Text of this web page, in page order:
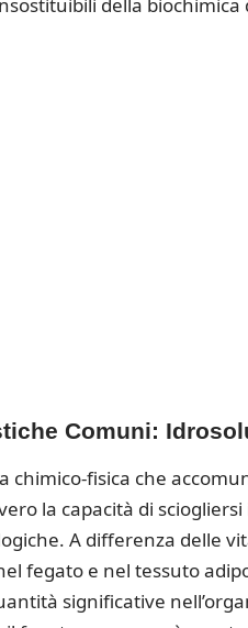
della biochimica
Comuni:
chimico-fisica che
la capacità di sciogliersi
A differenza delle
fegato e nel tessuto
significative